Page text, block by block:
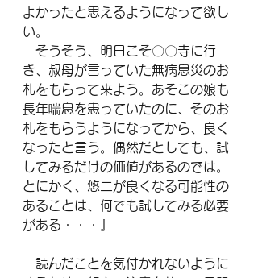
よかったと思えるようになって欲し
い。
そうそう、明日こそ〇〇寺に行
き、叔母が言っていた無病息災のお
札をもらって来よう。あそこの娘も
長年喘息を患っていたのに、そのお
札をもらうようになってから、良く
なったと言う。偶然だとしても、試
してみるだけの価値があるのでは。
とにかく、悠二が良くなる可能性の
あることは、何でも試してみる必要
がある・・・』
読んだことを気付かれないように